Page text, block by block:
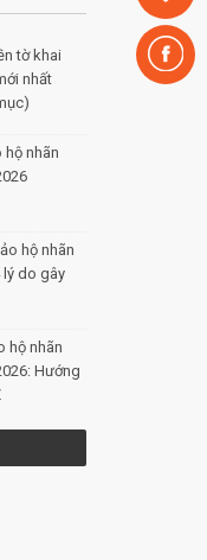
tờ khai
nhất
hộ nhãn
Posted
hộ nhãn
lý do gây
Tâm 26
hộ nhãn
Hướng
Posted by